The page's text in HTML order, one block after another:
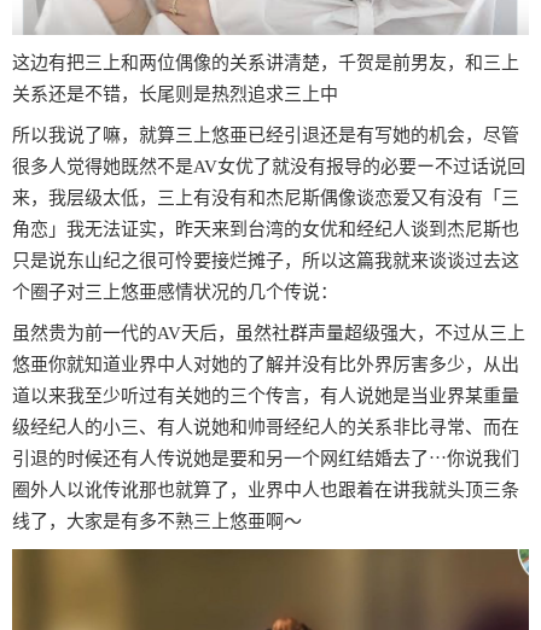
这边有把三上和两位偶像的关系讲清楚，千贺是前男友，和三上
关系还是不错，长尾则是热烈追求三上中
所以我说了嘛，就算三上悠亜已经引退还是有写她的机会，尽管
很多人觉得她既然不是AV女优了就没有报导的必要ー不过话说回
来，我层级太低，三上有没有和杰尼斯偶像谈恋爱又有没有「三
角恋」我无法证实，昨天来到台湾的女优和经纪人谈到杰尼斯也
只是说东山纪之很可怜要接烂摊子，所以这篇我就来谈谈过去这
个圈子对三上悠亜感情状况的几个传说：
虽然贵为前一代的AV天后，虽然社群声量超级强大，不过从三上
悠亜你就知道业界中人对她的了解并没有比外界厉害多少，从出
道以来我至少听过有关她的三个传言，有人说她是当业界某重量
级经纪人的小三、有人说她和帅哥经纪人的关系非比寻常、而在
引退的时候还有人传说她是要和另一个网红结婚去了⋯你说我们
圈外人以讹传讹那也就算了，业界中人也跟着在讲我就头顶三条
线了，大家是有多不熟三上悠亜啊〜